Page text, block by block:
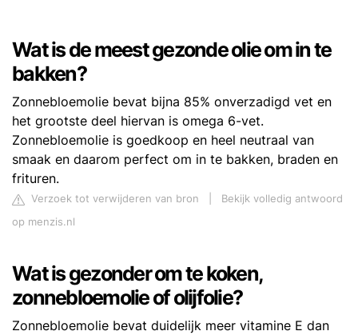
Wat is de meest gezonde olie om in te
bakken?
Zonnebloemolie bevat bijna 85% onverzadigd vet en
het grootste deel hiervan is omega 6-vet.
Zonnebloemolie is goedkoop en heel neutraal van
smaak en daarom perfect om in te bakken, braden en
frituren.
Verzoek tot verwijderen van bron
Bekijk volledig antwoord
op menzis.nl
Wat is gezonder om te koken,
zonnebloemolie of olijfolie?
Zonnebloemolie bevat duidelijk meer vitamine E dan